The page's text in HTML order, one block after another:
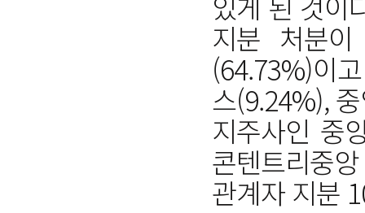
지분 처분이
(64.73%)이
스(9.24%),
지주사인 중
콘텐트리중
관계자 지분